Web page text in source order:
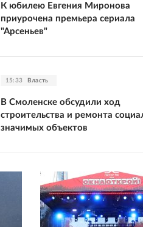
К юбилею Евгения Миронова
приурочена премьера сериала
"Арсеньев"
15:33 Власть
В Смоленске обсудили ход
строительства и ремонта
значимых объектов